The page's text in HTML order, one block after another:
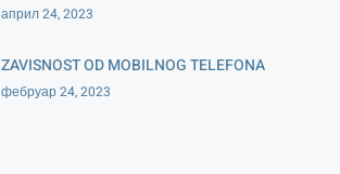
април 24, 2023
ZAVISNOST OD MOBILNOG TELEFONA
фебруар 24, 2023